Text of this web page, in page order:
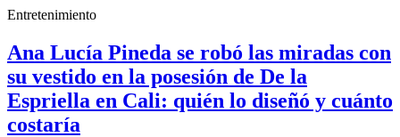
Entretenimiento
Ana Lucía Pineda se robó las miradas con
su vestido en la posesión de De la
Espriella en Cali: quién lo diseñó y cuánto
costaría